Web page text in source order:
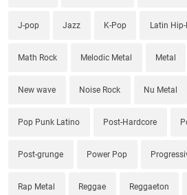
J-pop Jazz K-Pop Latin
Math Rock Melodic Metal Metal
New wave Noise Rock Nu Metal
Pop Punk Latino Post-Hardcore
Post-grunge Power Pop
Rap Metal Reggae Reggaeton